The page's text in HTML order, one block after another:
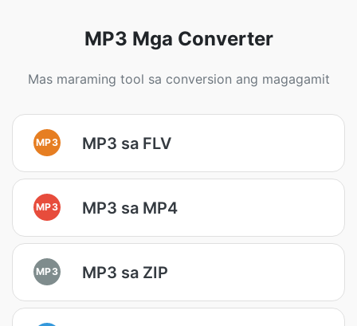
MP3 Mga Converter
Mas maraming tool sa conversion ang magagamit
MP3 MP3 sa FLV
MP3 MP3 sa MP4
MP3 MP3 sa ZIP